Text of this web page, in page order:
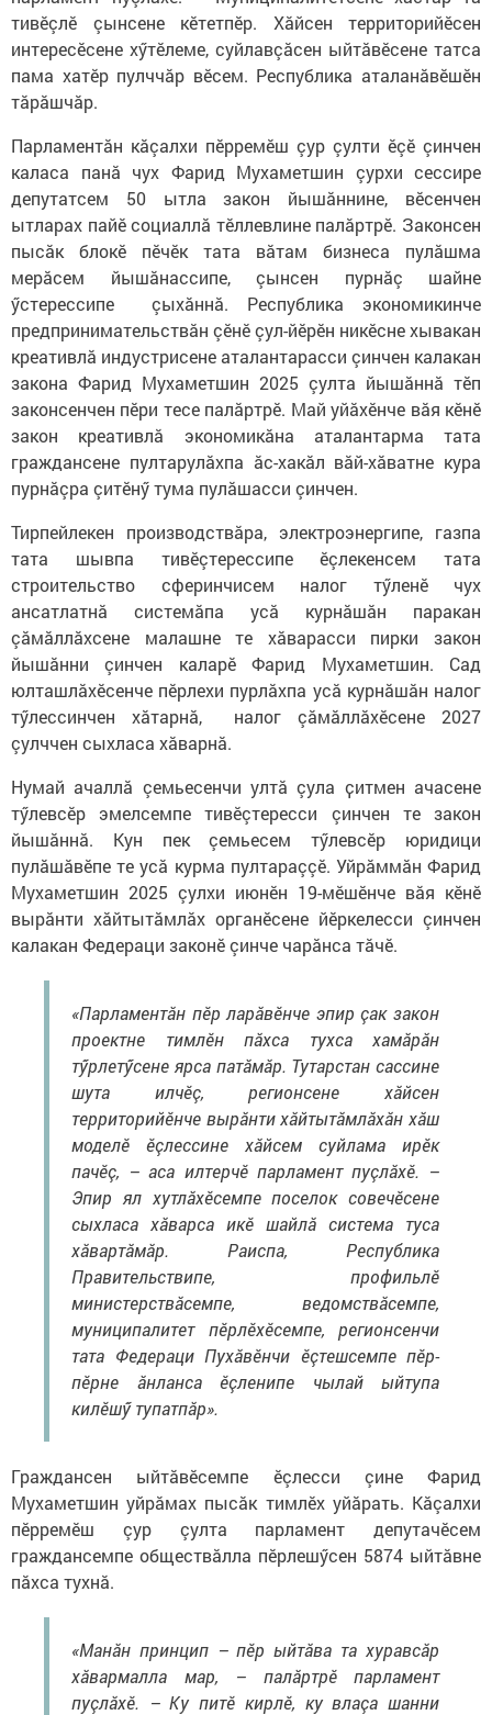
тивӗçлӗ çынсене кӗтетпӗр. Хӑйсен территорийӗсен
интересӗсене хӳтӗлеме, суйлавçӑсен ыйтӑвӗсене татса
пама хатӗр пулччăр вӗсем. Республика аталанăвӗшӗн
тăрăшчăр.
Парламентӑн кӑçалхи пӗрремӗш çур çулти ӗçӗ çинчен
каласа панă чух Фарид Мухаметшин çурхи сессире
депутатсем 50 ытла закон йышӑннине, вӗсенчен
ытларах пайӗ социаллӑ тӗллевлине палӑртрӗ. Законсен
пысӑк блокӗ пӗчӗк тата вӑтам бизнеса пулӑшма
мерӑсем йышӑнассипе, çынсен пурнӑç шайне
ӳстерессипе çыхӑннӑ. Республика экономикинче
предпринимательствӑн çӗнӗ çул-йӗрӗн никӗсне хывакан
креативлӑ индустрисене аталантарасси çинчен калакан
закона Фарид Мухаметшин 2025 çулта йышăннă тӗп
законсенчен пӗри тесе палӑртрӗ. Май уйӑхӗнче вӑя кӗнӗ
закон креативлӑ экономикӑна аталантарма тата
граждансене пултарулӑхпа ӑс-хакӑл вӑй-хӑватне кура
пурнӑçра çитӗнӳ тума пулăшасси çинчен.
Тирпейлекен производствăра, электроэнергипе, газпа
тата шывпа тивӗçтерессипе ӗçлекенсем тата
строительство сферинчисем налог тӳленӗ чух
ансатлатнă системăпа усă курнăшăн паракан
çăмăллăхсене малашне те хăварасси пирки закон
йышăнни çинчен каларӗ Фарид Мухаметшин. Сад
юлташлăхӗсенче пӗрлехи пурлăхпа усă курнăшăн налог
тӳлессинчен хăтарнă, налог çăмăллăхӗсене 2027
çулччен сыхласа хăварнă.
Нумай ачаллӑ çемьесенчи ултӑ çула ҫитмен ачасене
тӳлевсӗр эмелсемпе тивӗçтересси çинчен те закон
йышăннă. Кун пек çемьесем тӳлевсӗр юридици
пулӑшӑвӗпе те усă курма пултараççӗ. Уйрӑммӑн Фарид
Мухаметшин 2025 çулхи июнӗн 19-мӗшӗнче вӑя кӗнӗ
вырӑнти хӑйтытӑмлӑх органӗсене йӗркелесси çинчен
калакан Федераци законӗ çинче чарӑнса тӑчӗ.
«Парламентӑн пӗр ларӑвӗнче эпир çак закон
проектне тимлӗн пăхса тухса хамăрăн
тӳрлетӳсене ярса патăмăр. Тутарстан сассине
шута илчӗç, регионсене хӑйсен
территорийӗнче вырӑнти хӑйтытӑмлӑхӑн хӑш
моделӗ ӗçлессине хӑйсем суйлама ирӗк
пачӗç, – аса илтерчӗ парламент пуçлӑхӗ. –
Эпир ял хутлăхӗсемпе поселок совечӗсене
сыхласа хӑварса икӗ шайлӑ система туса
хӑвартӑмӑр. Раиспа, Республика
Правительствипе, профильлӗ
министерствӑсемпе, ведомствӑсемпе,
муниципалитет пӗрлӗхӗсемпе, регионсенчи
тата Федераци Пухӑвӗнчи ӗçтешсемпе пӗр-
пӗрне ăнланса ӗçленипе чылай ыйтупа
килӗшӳ тупатпăр».
Граждансен ыйтӑвӗсемпе ӗçлесси çине Фарид
Мухаметшин уйрӑмах пысăк тимлӗх уйăрать. Кӑçалхи
пӗрремӗш çур çулта парламент депутачӗсем
граждансемпе обществăлла пӗрлешӳсен 5874 ыйтӑвне
пӑхса тухнӑ.
«Манăн принцип – пӗр ыйтăва та хуравсӑр
хӑвармалла мар, – палӑртрӗ парламент
пуçлӑхӗ. – Ку питӗ кирлӗ, ку влаçа шанни